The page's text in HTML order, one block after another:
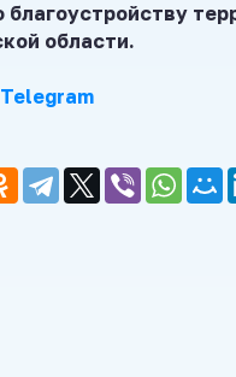
области.
Telegram